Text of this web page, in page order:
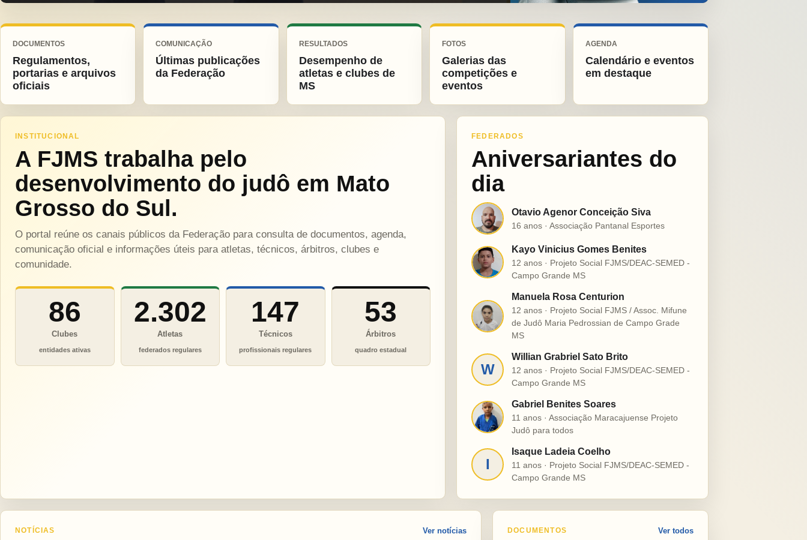
DOCUMENTOS
Regulamentos,
portarias e arquivos
oficiais
COMUNICAÇÃO
Últimas publicações
da Federação
RESULTADOS
Desempenho de
atletas e clubes de
MS
FOTOS
Galerias das
competições e
eventos
AGENDA
Calendário e eventos
em destaque
INSTITUCIONAL
A FJMS trabalha pelo
desenvolvimento do judô em Mato
Grosso do Sul.
O portal reúne os canais públicos da Federação para consulta de documentos, agenda,
comunicação oficial e informações úteis para atletas, técnicos, árbitros, clubes e
comunidade.
86
Clubes
entidades ativas
2.302
Atletas
federados regulares
147
Técnicos
profissionais regulares
53
Árbitros
quadro estadual
FEDERADOS
Aniversariantes do
dia
O Otavio Agenor Conceição Siva
16 anos · Associação Pantanal Esportes
K
Kayo Vinicius Gomes Benites
12 anos · Projeto Social FJMS/DEAC-SEMED -
Campo Grande MS
M
Manuela Rosa Centurion
12 anos · Projeto Social FJMS / Assoc. Mifune
de Judô Maria Pedrossian de Campo Grade
MS
W
Willian Grabriel Sato Brito
12 anos · Projeto Social FJMS/DEAC-SEMED -
Campo Grande MS
G
Gabriel Benites Soares
11 anos · Associação Maracajuense Projeto
Judô para todos
I
Isaque Ladeia Coelho
11 anos · Projeto Social FJMS/DEAC-SEMED -
Campo Grande MS
NOTÍCIAS Ver notícias DOCUMENTOS Ver todos